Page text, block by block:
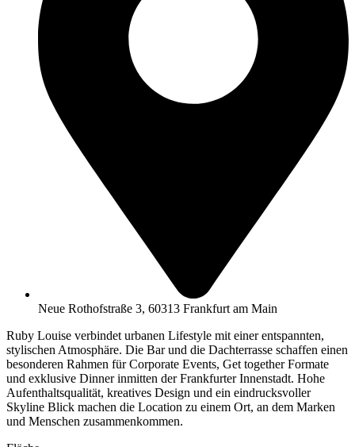
Neue Rothofstraße 3, 60313 Frankfurt am Main
Ruby Louise verbindet urbanen Lifestyle mit einer entspannten,
stylischen Atmosphäre. Die Bar und die Dachterrasse schaffen einen
besonderen Rahmen für Corporate Events, Get together Formate
und exklusive Dinner inmitten der Frankfurter Innenstadt. Hohe
Aufenthaltsqualität, kreatives Design und ein eindrucksvoller
Skyline Blick machen die Location zu einem Ort, an dem Marken
und Menschen zusammenkommen.